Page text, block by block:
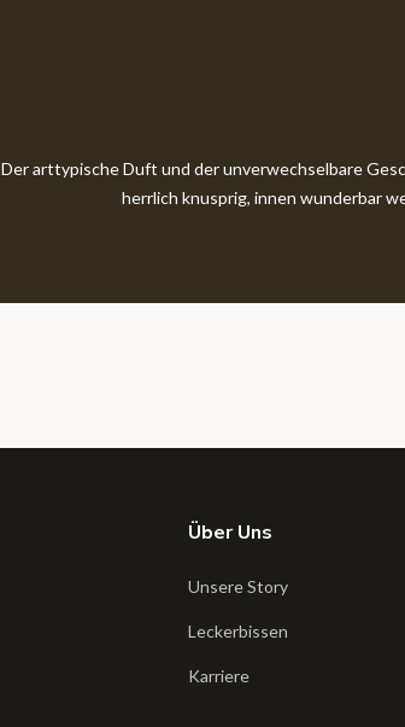
Der arttypische Duft und der unverwechselbare
herrlich knusprig, innen wunderbar
Über Uns
Unsere Story
Leckerbissen
Karriere